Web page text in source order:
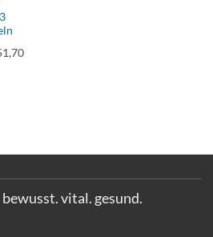
Aktueller
vital. gesund.